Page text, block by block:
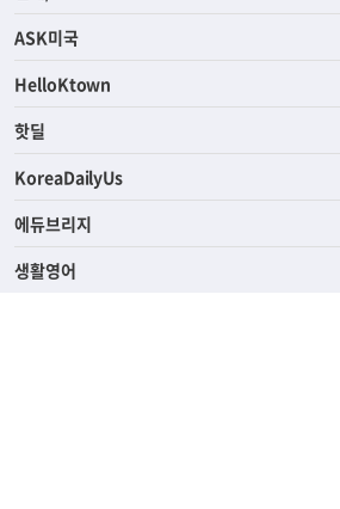
ASK미국
HelloKtown
핫딜
KoreaDailyUs
에듀브리지
생활영어